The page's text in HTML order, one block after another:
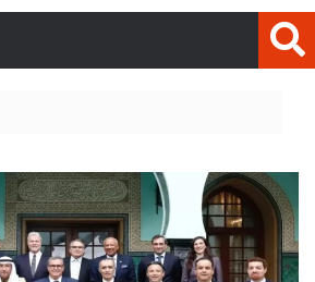
Côte
Tunisie :